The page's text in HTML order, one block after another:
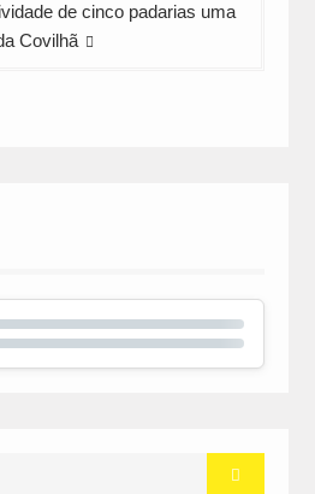
de cinco padarias uma
Covilhã